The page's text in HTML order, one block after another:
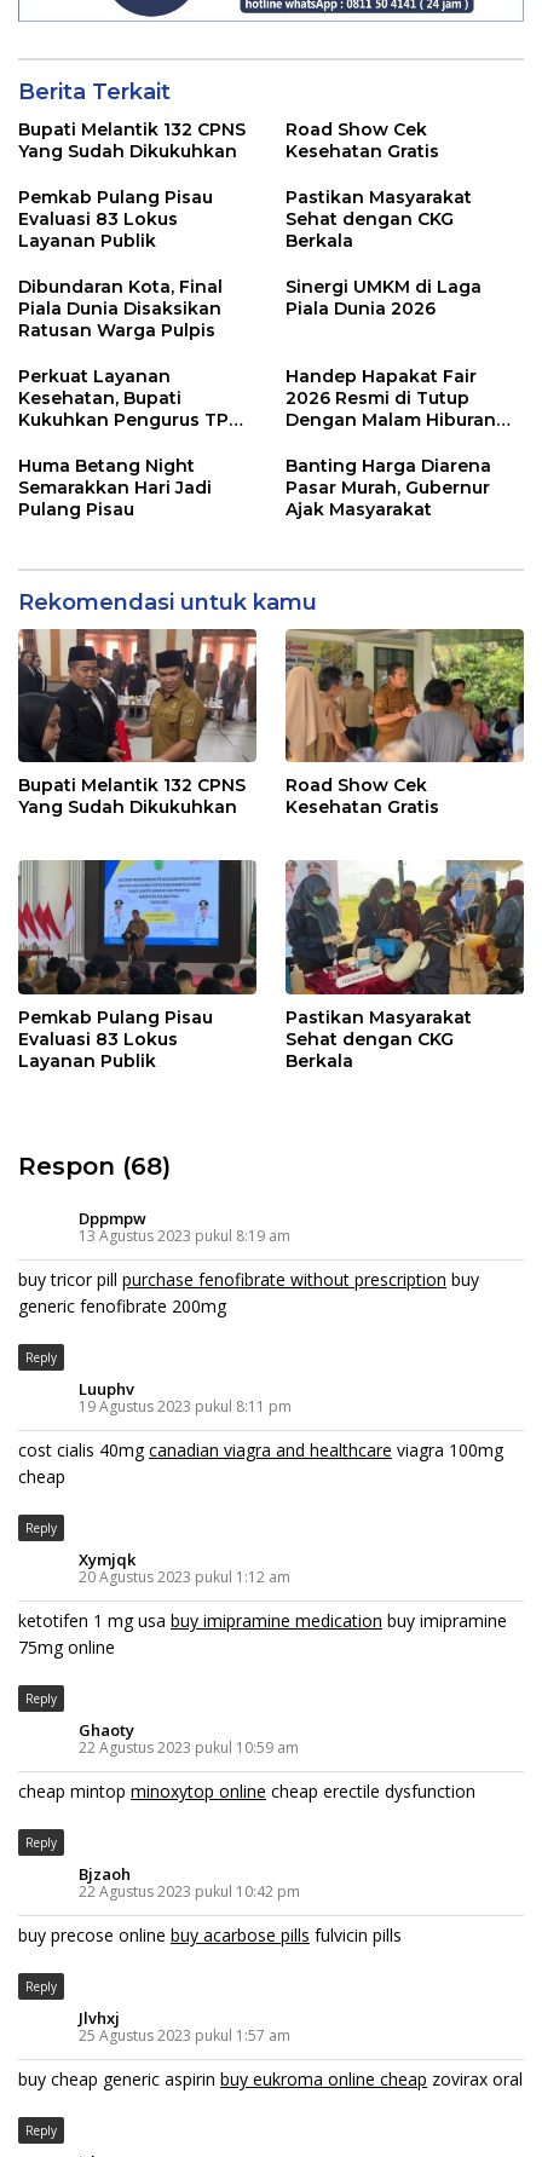
Berita Terkait
Bupati Melantik 132 CPNS
Yang Sudah Dikukuhkan
Road Show Cek
Kesehatan Gratis
Pemkab Pulang Pisau
Evaluasi 83 Lokus
Layanan Publik
Pastikan Masyarakat
Sehat dengan CKG
Berkala
Dibundaran Kota, Final
Piala Dunia Disaksikan
Ratusan Warga Pulpis
Sinergi UMKM di Laga
Piala Dunia 2026
Perkuat Layanan
Kesehatan, Bupati
Kukuhkan Pengurus TP
Handep Hapakat Fair
2026 Resmi di Tutup
Dengan Malam Hiburan
Huma Betang Night
Semarakkan Hari Jadi
Pulang Pisau
Banting Harga Diarena
Pasar Murah, Gubernur
Ajak Masyarakat
Rekomendasi untuk kamu
Bupati Melantik 132 CPNS
Yang Sudah Dikukuhkan
Road Show Cek
Kesehatan Gratis
Pemkab Pulang Pisau
Evaluasi 83 Lokus
Layanan Publik
Pastikan Masyarakat
Sehat dengan CKG
Berkala
Respon (68)
Dppmpw
13 Agustus 2023 pukul 8:19 am
buy tricor pill purchase fenofibrate without prescription buy
generic fenofibrate 200mg
Reply
Luuphv
19 Agustus 2023 pukul 8:11 pm
cost cialis 40mgcanadian viagra and healthcare viagra 100mg
cheap
Reply
Xymjqk
20 Agustus 2023 pukul 1:12 am
ketotifen 1 mg usa buy imipramine medication buy imipramine
75mg online
Reply
Ghaoty
22 Agustus 2023 pukul 10:59 am
cheap mintop minoxytop online cheap erectile dysfunction
Reply
Bjzaoh
22 Agustus 2023 pukul 10:42 pm
buy precose online buy acarbose pills fulvicin pills
Reply
Jlvhxj
25 Agustus 2023 pukul 1:57 am
buy cheap generic aspirin buy eukroma online cheap zovirax oral
Reply